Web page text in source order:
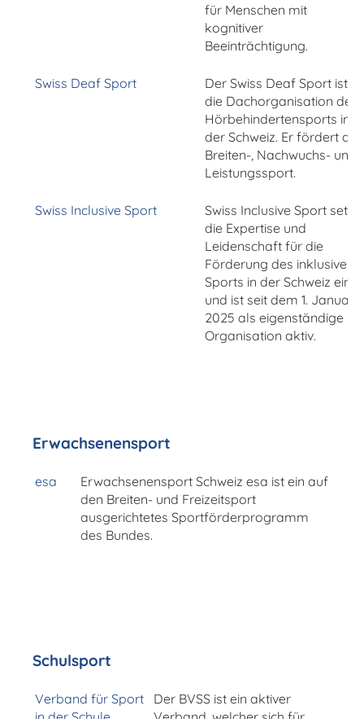
für Menschen mit
kognitiver
Beeinträchtigung.
Swiss Deaf Sport
Der Swiss Deaf Sport ist
die Dachorganisation des
Hörbehindertensports in
der Schweiz. Er fördert den
Breiten-, Nachwuchs- und
Leistungssport.
Swiss Inclusive Sport
Swiss Inclusive Sport setzt
die Expertise und
Leidenschaft für die
Förderung des inklusiven
Sports in der Schweiz ein
und ist seit dem 1. Januar
2025 als eigenständige
Organisation aktiv.
Erwachsenensport
esa
Erwachsenensport Schweiz esa ist ein auf
den Breiten- und Freizeitsport
ausgerichtetes Sportförderprogramm
des Bundes.
Schulsport
Verband für Sport
Der BVSS ist ein aktiver